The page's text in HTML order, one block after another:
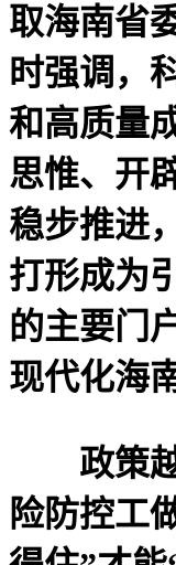
取海南省
时强调，
和高质量
思惟、开
稳步推进
打形成为
的主要门
现代化海
政策越
险防控工